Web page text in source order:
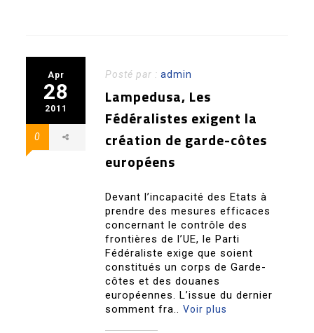
Apr
28
2011
0
Posté par :admin
Lampedusa, Les
Fédéralistes exigent la
création de garde-côtes
européens
Devant l’incapacité des Etats à
prendre des mesures efficaces
concernant le contrôle des
frontières de l’UE, le Parti
Fédéraliste exige que soient
constitués un corps de Garde-
côtes et des douanes
européennes. L’issue du dernier
somment fra..Voir plus